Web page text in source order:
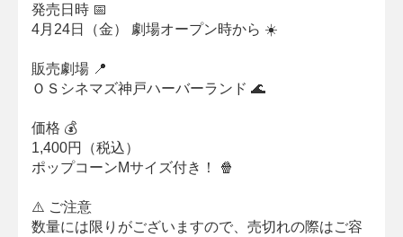
発売日時 📅
4月24日（金） 劇場オープン時から ☀️
販売劇場 📍
ＯＳシネマズ神戸ハーバーランド 🌊
価格 💰
1,400円（税込）
ポップコーンMサイズ付き！ 🍿
⚠️ ご注意
数量には限りがございますので、売切れの際はご容